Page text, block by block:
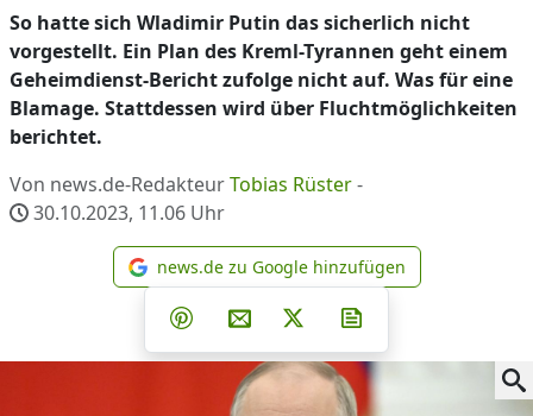
So hatte sich Wladimir Putin das sicherlich nicht
vorgestellt. Ein Plan des Kreml-Tyrannen geht einem
Geheimdienst-Bericht zufolge nicht auf. Was für eine
Blamage. Stattdessen wird über Fluchtmöglichkeiten
berichtet.
Von news.de-RedakteurTobias Rüster-
30.10.2023, 11.06 Uhr
news.de zu Google
news.de zu Google hinzufügen
Teilen auf Facebook
Teilen auf Whatsapp
Teilen auf Telegram
Teilen auf Pinterest
Per E-Mail teilen
Post auf X